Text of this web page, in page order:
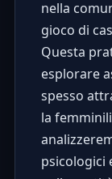
nella
gioco di
Questa
esplorare
spesso
la
psicologici